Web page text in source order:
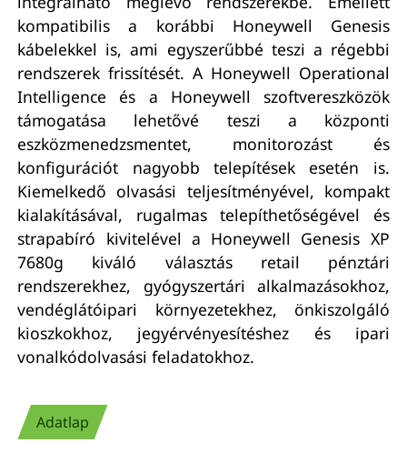
kompatibilis a korábbi Honeywell Genesis
kábelekkel is, ami egyszerűbbé teszi a régebbi
rendszerek frissítését. A Honeywell Operational
Intelligence és a Honeywell szoftvereszközök
támogatása lehetővé teszi a központi
eszközmenedzsmentet, monitorozást és
konfigurációt nagyobb telepítések esetén is.
Kiemelkedő olvasási teljesítményével, kompakt
kialakításával, rugalmas telepíthetőségével és
strapabíró kivitelével a Honeywell Genesis XP
7680g kiváló választás retail pénztári
rendszerekhez, gyógyszertári alkalmazásokhoz,
vendéglátóipari környezetekhez, önkiszolgáló
kioszkokhoz, jegyérvényesítéshez és ipari
vonalkódolvasási feladatokhoz.
Adatlap